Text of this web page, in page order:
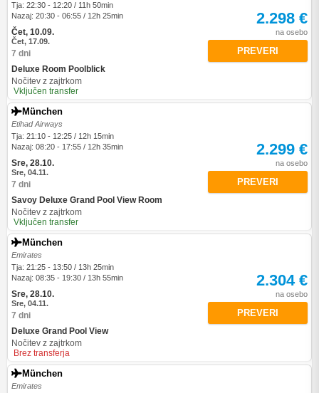
Tja: 22:30 - 12:20 / 11h 50min
Nazaj: 20:30 - 06:55 / 12h 25min
Čet, 10.09.
Čet, 17.09.
7 dni
Deluxe Room Poolblick
Nočitev z zajtrkom
Vključen transfer
2.298 €
na osebo
PREVERI
München
Etihad Airways
Tja: 21:10 - 12:25 / 12h 15min
Nazaj: 08:20 - 17:55 / 12h 35min
Sre, 28.10.
Sre, 04.11.
7 dni
Savoy Deluxe Grand Pool View Room
Nočitev z zajtrkom
Vključen transfer
2.299 €
na osebo
PREVERI
München
Emirates
Tja: 21:25 - 13:50 / 13h 25min
Nazaj: 08:35 - 19:30 / 13h 55min
Sre, 28.10.
Sre, 04.11.
7 dni
Deluxe Grand Pool View
Nočitev z zajtrkom
Brez transferja
2.304 €
na osebo
PREVERI
München
Emirates